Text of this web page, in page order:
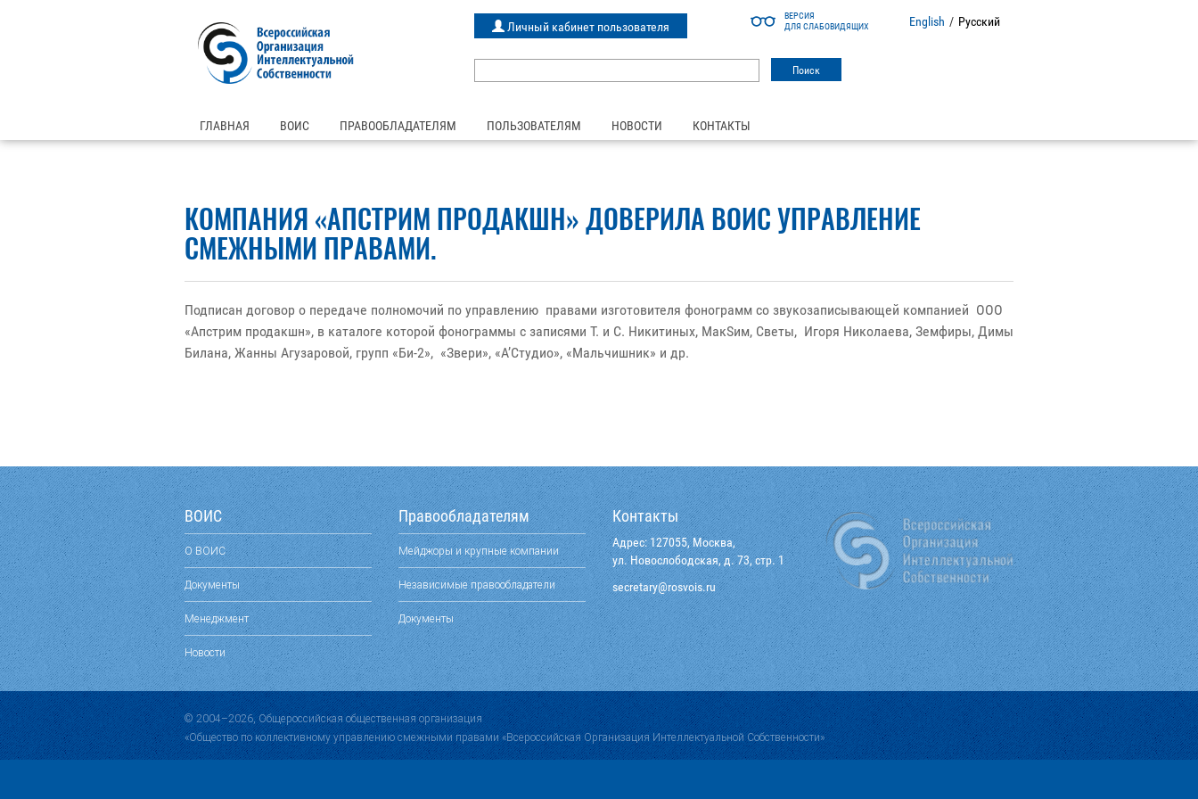
ВЕРСИЯ
ДЛЯ СЛАБОВИДЯЩИХ
English / Русский
Личный кабинет пользователя
ГЛАВНАЯ ВОИС ПРАВООБЛАДАТЕЛЯМ ПОЛЬЗОВАТЕЛЯМ НОВОСТИ КОНТАКТЫ
КОМПАНИЯ «АПСТРИМ ПРОДАКШН» ДОВЕРИЛА ВОИС УПРАВЛЕНИЕ
СМЕЖНЫМИ ПРАВАМИ.
Подписан договор о передаче полномочий по управлению правами изготовителя фонограмм со звукозаписывающей компанией ООО
«Апстрим продакшн», в каталоге которой фонограммы с записями Т. и С. Никитиных, МакSим, Светы, Игоря Николаева, Земфиры, Димы
Билана, Жанны Агузаровой, групп «Би-2», «Звери», «А’Студио», «Мальчишник» и др.
ВОИС
О ВОИС
Документы
Менеджмент
Новости
Правообладателям
Мейджоры и крупные компании
Независимые правообладатели
Документы
Контакты
Адрес: 127055, Москва,
ул. Новослободская, д. 73, стр. 1
ur.siovsor
@yraterces
© 2004–2026, Общероссийская общественная организация
«Общество по коллективному управлению смежными правами «Всероссийская Организация Интеллектуальной Собственности»